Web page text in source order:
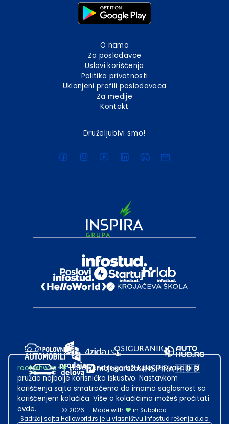
O nama
Za poslodavce
Uslovi korišćenja
Politika privatnosti
Uklonjeni profili poslodavaca
Za medije
Kontakt
Druželjubivi smo!
2026 · Made with
in Subotica.
Sadržaj sajta Helloworld.rs je u vlasništvu Infostud rešenja d.o.o.
root@hw.rs:~#Helloworld.rs koristi kolačiće kako bi ti
pružao najbolje korisničko iskustvo. Nastavkom
korišćenja sajta smatraćemo da imamo saglasnost sa
korišćenjem kolačića. Više o kolačićima možeš pročitati
ovde.